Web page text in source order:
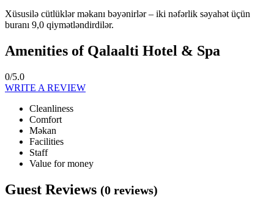
Xüsusilə cütlüklər məkanı bəyənirlər – iki nəfərlik səyahət üçün
buranı 9,0 qiymətləndirdilər.
Amenities of Qalaalti Hotel & Spa
0/5.0
WRITE A REVIEW
Cleanliness
Comfort
Məkan
Facilities
Staff
Value for money
Guest Reviews (0 reviews)